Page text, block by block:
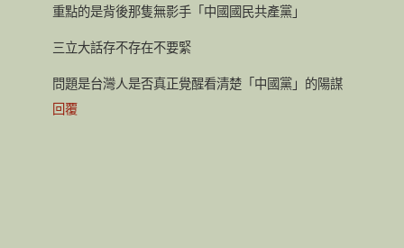
重點的是背後那隻無影手「中國國民共產黨」
三立大話存不存在不要緊
問題是台灣人是否真正覺醒看清楚「中國黨」的陽謀
回覆